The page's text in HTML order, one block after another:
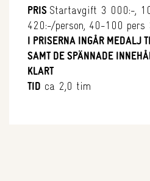
PRIS Startavgift 3 000:-,
420:-/person, 40-100 pers
I PRISERNA INGÅR MEDALJ
SAMT DE SPÄNNADE
KLART
TID ca 2,0 tim